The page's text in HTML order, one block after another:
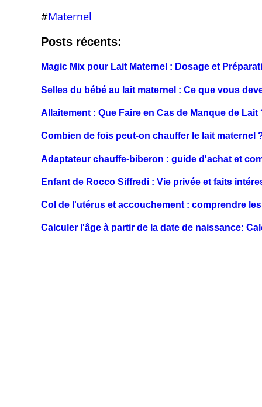
#Maternel
Posts récents:
Magic Mix pour Lait Maternel : Dosage et
Selles du bébé au lait maternel : Ce que vous
Allaitement : Que Faire en Cas de Manque de Lait
Combien de fois peut-on chauffer le lait maternel
Adaptateur chauffe-biberon : guide d'achat et
Enfant de Rocco Siffredi : Vie privée et faits
Col de l'utérus et accouchement : comprendre
Calculer l'âge à partir de la date de naissance: